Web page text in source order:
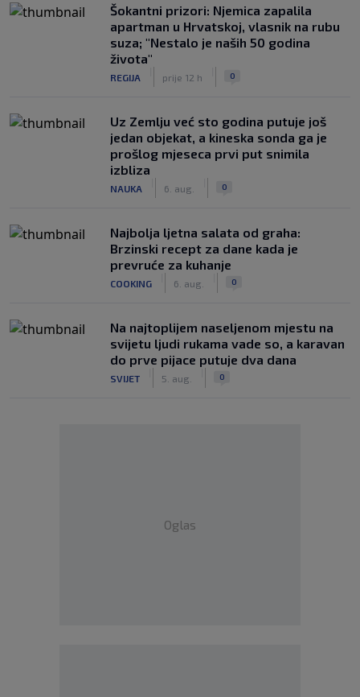
Šokantni prizori: Njemica zapalila
apartman u Hrvatskoj, vlasnik na rubu
suza; "Nestalo je naših 50 godina
života"
REGIJA prije 12 h 0
Uz Zemlju već sto godina putuje još
jedan objekat, a kineska sonda ga je
prošlog mjeseca prvi put snimila
izbliza
NAUKA 6. aug. 0
Najbolja ljetna salata od graha:
Brzinski recept za dane kada je
prevruće za kuhanje
COOKING 6. aug. 0
Na najtoplijem naseljenom mjestu na
svijetu ljudi rukama vade so, a karavan
do prve pijace putuje dva dana
SVIJET 5. aug. 0
Oglas